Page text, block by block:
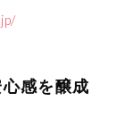
感を醸成